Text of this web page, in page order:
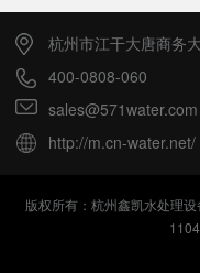
杭州市江干大唐商务
400-0808-060
sales@571water.com
http://m.cn-water.net/
版权所有：杭州鑫凯水处理